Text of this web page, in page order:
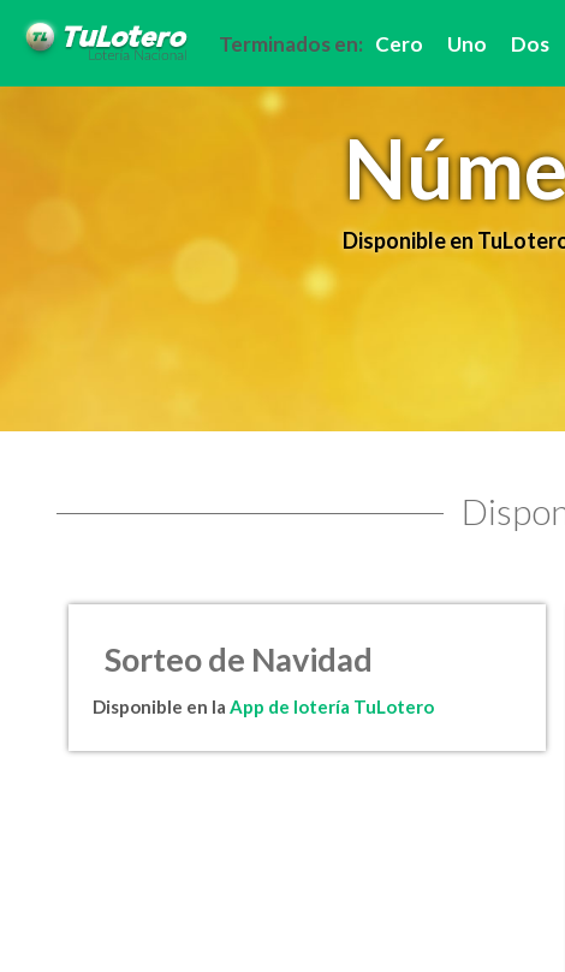
Terminados en: Cero Uno Dos
Disponible en
Sorteo de Navidad
Disponible en la App de lotería TuLotero